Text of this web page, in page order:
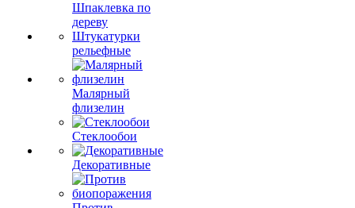
Шпаклевка по
дереву
Штукатурки
рельефные
Малярный
флизелин
Стеклообои
Декоративные